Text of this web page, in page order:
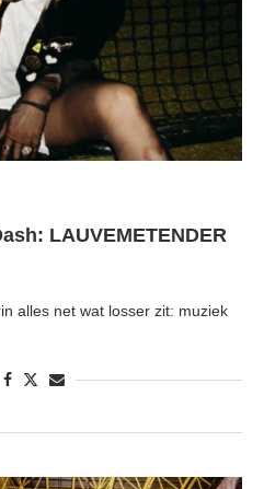
LAUVEMETENDER
alles net wat losser zit: muziek